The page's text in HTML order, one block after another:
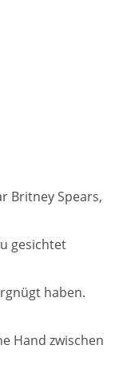
Britney Spears,
gesichtet
haben.
Hand zwischen